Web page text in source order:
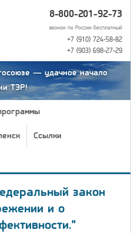
8-800-201-92-73
звонок по России бесплатный
+7 (910) 724-58-82
+7 (903) 698-27-29
— удачное начало
ТЭР!
Ссылки
закон
и о